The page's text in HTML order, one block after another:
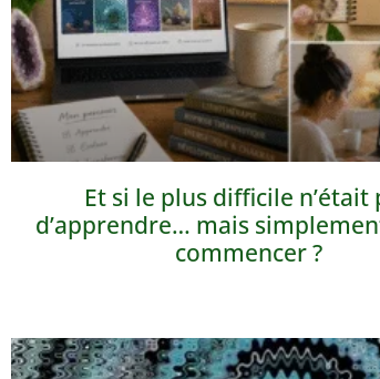
Et si le plus difficile n’était
d’apprendre… mais
commencer ?